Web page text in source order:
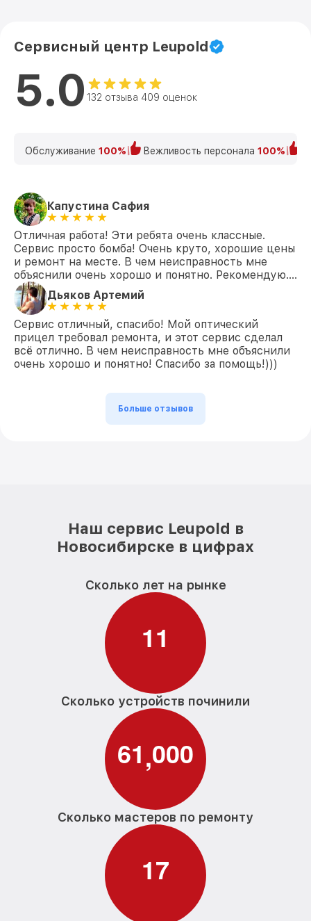
Сервисный центр Leupold
5.0 132 отзыва 409 оценок
Обслуживание 100% Вежливость персонала 100%
Капустина Сафия
Отличная работа! Эти ребята очень классные.
Сервис просто бомба! Очень круто, хорошие цены
и ремонт на месте. В чем неисправность мне
объяснили очень хорошо и понятно. Рекомендую….
Дьяков Артемий
Сервис отличный, спасибо! Мой оптический
прицел требовал ремонта, и этот сервис сделал
всё отлично. В чем неисправность мне объяснили
очень хорошо и понятно! Спасибо за помощь!)))
Больше отзывов
Наш сервис Leupold в
Новосибирске в цифрах
Сколько лет на рынке
11
Сколько устройств починили
61,000
Сколько мастеров по ремонту
17